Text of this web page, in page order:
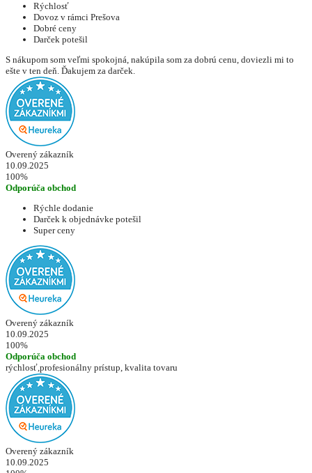
Rýchlosť
Dovoz v rámci Prešova
Dobré ceny
Darček potešil
S nákupom som veľmi spokojná, nakúpila som za dobrú cenu, doviezli mi to
ešte v ten deň. Ďakujem za darček.
Overený zákazník
10.09.2025
100%
Odporúča obchod
Rýchle dodanie
Darček k objednávke potešil
Super ceny
Overený zákazník
10.09.2025
100%
Odporúča obchod
rýchlosť,profesionálny prístup, kvalita tovaru
Overený zákazník
10.09.2025